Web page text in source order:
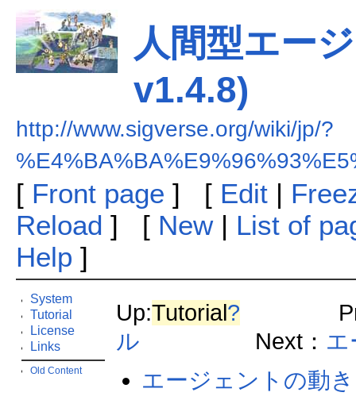
人間型エー
v1.4.8)
http://www.sigverse.org/wiki/jp/?
[ Front page ] [ Edit|
Reload ] [ New| List of
Help ]
System
Tutorial
License
Links
Old Content
Up:Tutorial?
ル Next： エ
エージェントの動